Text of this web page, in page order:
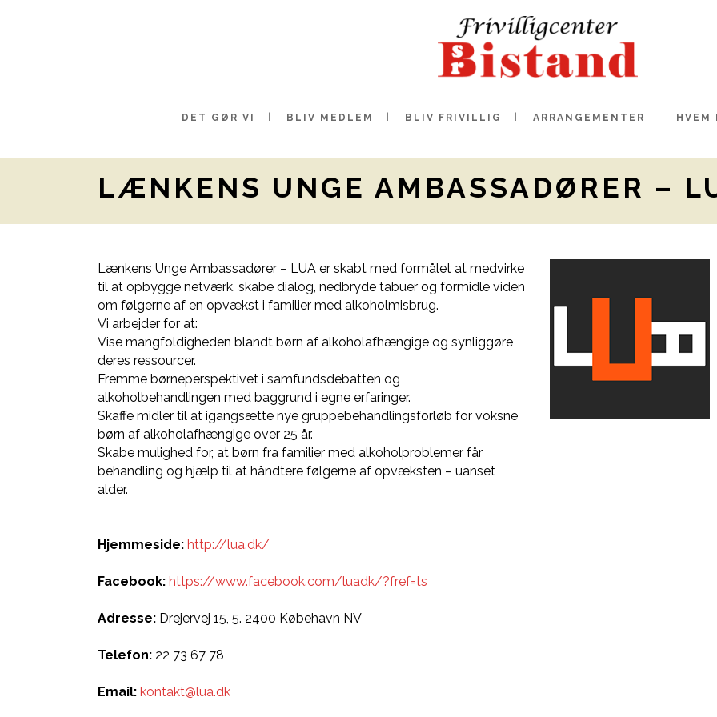
DET GØR VI BLIV MEDLEM BLIV FRIVILLIG ARRANGEMENTER HVEM
LÆNKENS UNGE AMBASSADØRER –
Lænkens Unge Ambassadører – LUA er skabt med formålet at medvirke
til at opbygge netværk, skabe dialog, nedbryde tabuer og formidle viden
om følgerne af en opvækst i familier med alkoholmisbrug.
Vi arbejder for at:
Vise mangfoldigheden blandt børn af alkoholafhængige og synliggøre
deres ressourcer.
Fremme børneperspektivet i samfundsdebatten og
alkoholbehandlingen med baggrund i egne erfaringer.
Skaffe midler til at igangsætte nye gruppebehandlingsforløb for voksne
børn af alkoholafhængige over 25 år.
Skabe mulighed for, at børn fra familier med alkoholproblemer får
behandling og hjælp til at håndtere følgerne af opvæksten – uanset
alder.
Hjemmeside: http://lua.dk/
Facebook: https://www.facebook.com/luadk/?fref=ts
Adresse: Drejervej 15, 5. 2400 Købehavn NV
Telefon: 22 73 67 78
Email: kontakt@lua.dk